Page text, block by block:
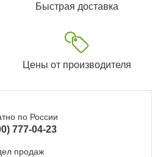
Быстрая доставка
Цены от производителя
по России
777-04-23
продаж